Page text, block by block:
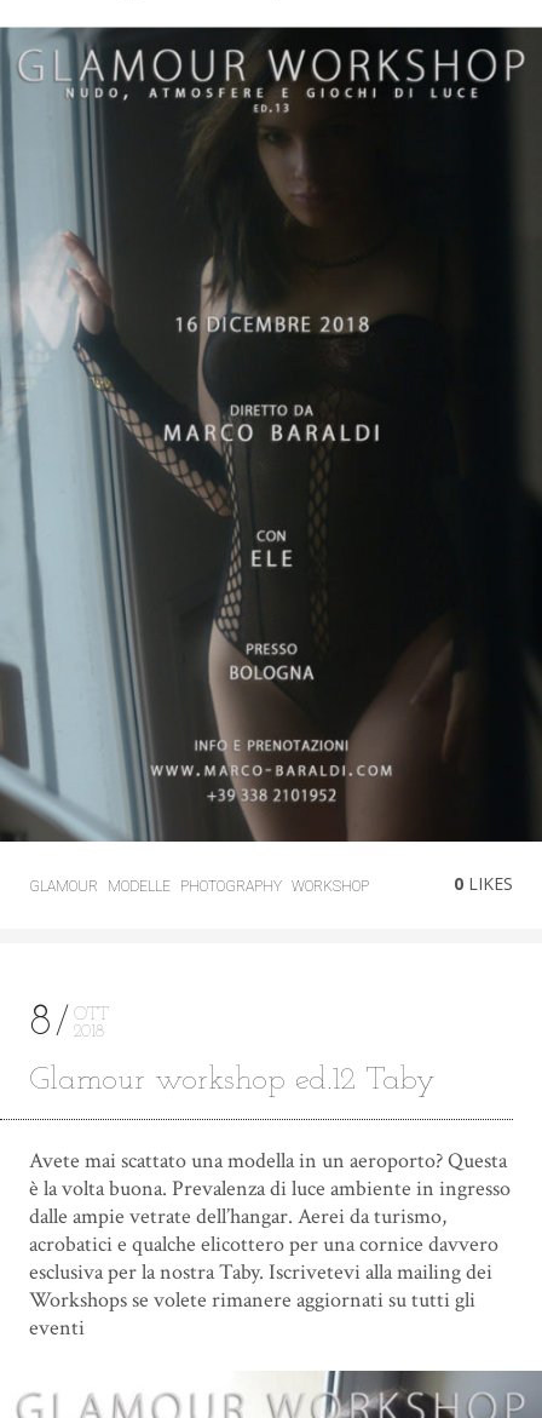
GLAMOUR MODELLE PHOTOGRAPHY WORKSHOP 0 LIKES
8
OTT
2018
Glamour workshop ed.12 Taby
Avete mai scattato una modella in un aeroporto? Questa
è la volta buona. Prevalenza di luce ambiente in ingresso
dalle ampie vetrate dell’hangar. Aerei da turismo,
acrobatici e qualche elicottero per una cornice davvero
esclusiva per la nostra Taby. Iscrivetevi alla mailing dei
Workshops se volete rimanere aggiornati su tutti gli
eventi